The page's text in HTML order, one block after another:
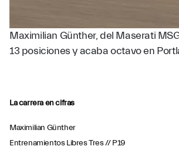
Maximilian Günther, del Maserati
13 posiciones y acaba octavo en
La carrera en cifras
Maximilian Günther
Entrenamientos Libres Tres // P19